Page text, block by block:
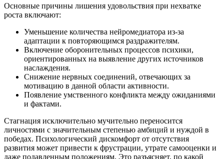
Основные причины лишения удовольствия при нехватке
роста включают:
Уменьшение количества нейромедиатора из-за
адаптации к повторяющимся раздражителям.
Включение оборонительных процессов психики,
ориентированных на выявление других источников
наслаждения.
Снижение нервных соединений, отвечающих за
мотивацию в данной области активности.
Появление умственного конфликта между ожиданиями
и фактами.
Стагнация исключительно мучительно переносится
личностями с значительным степенью амбиций и нуждой в
победах. Психологический дискомфорт от отсутствия
развития может привести к фрустрации, утрате самооценки и
даже подавленным положениям. Это разъясняет, по какой